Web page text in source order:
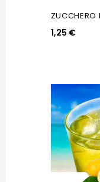
ZUCCHERO
1,25 €